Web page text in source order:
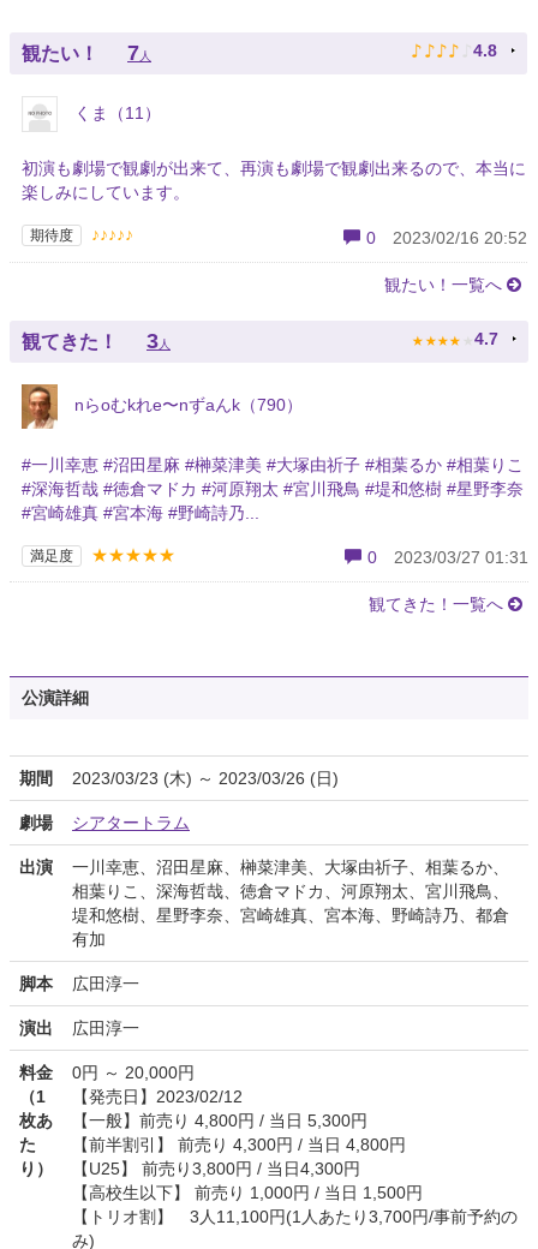
観たい！ 7人 ♪ ♪ ♪ ♪ ♪ 4.8
くま（11）
初演も劇場で観劇が出来て、再演も劇場で観劇出来るので、本当に
楽しみにしています。
期待度 ♪♪♪♪♪ 0 2023/02/16 20:52
観たい！一覧へ
観てきた！ 3 人 ★ ★ ★ ★ ★ 4.7
nらoむkれe〜nずaんk（790）
#一川幸恵 #沼田星麻 #榊菜津美 #大塚由祈子 #相葉るか #相葉りこ
#深海哲哉 #徳倉マドカ #河原翔太 #宮川飛鳥 #堤和悠樹 #星野李奈
#宮崎雄真 #宮本海 #野崎詩乃...
満足度 ★★★★★ 0 2023/03/27 01:31
観てきた！一覧へ
公演詳細
期間 2023/03/23 (木) ～ 2023/03/26 (日)
劇場 シアタートラム
出演
一川幸恵、沼田星麻、榊菜津美、大塚由祈子、相葉るか、
相葉りこ、深海哲哉、徳倉マドカ、河原翔太、宮川飛鳥、
堤和悠樹、星野李奈、宮崎雄真、宮本海、野崎詩乃、都倉
有加
脚本 広田淳一
演出 広田淳一
料金
（1
枚あ
た
り）
0円 ～ 20,000円
【発売日】2023/02/12
【一般】前売り 4,800円 / 当日 5,300円
【前半割引】 前売り 4,300円 / 当日 4,800円
【U25】 前売り3,800円 / 当日4,300円
【高校生以下】 前売り 1,000円 / 当日 1,500円
【トリオ割】 3人11,100円(1人あたり3,700円/事前予約の
み)